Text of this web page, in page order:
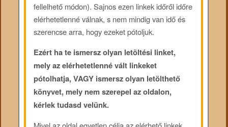
fellelhető módon). Sajnos ezen linkek időről időre
elérhetetlenné válnak, s nem mindig van idő és
szerencse arra, hogy ezeket pótoljuk.
Ezért ha te ismersz olyan letöltési linket,
mely az elérhetetlenné vált linkeket
pótolhatja, VAGY ismersz olyan letölthető
könyvet, mely nem szerepel az oldalon,
kérlek tudasd velünk.